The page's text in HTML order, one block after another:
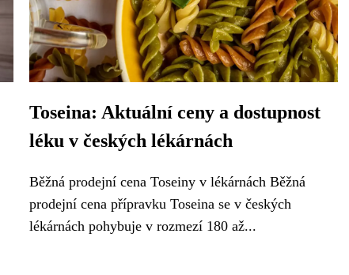
Toseina: Aktuální ceny a dostupnost
léku v českých lékárnách
Běžná prodejní cena Toseiny v lékárnách Běžná
prodejní cena přípravku Toseina se v českých
lékárnách pohybuje v rozmezí 180 až...